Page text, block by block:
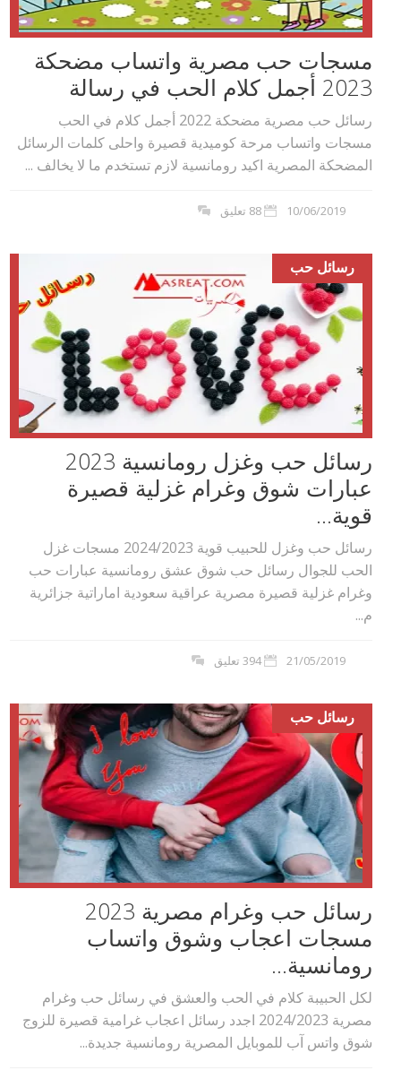
مسجات حب مصرية واتساب مضحكة
2023 أجمل كلام الحب في رسالة
رسائل حب مصرية مضحكة 2022 أجمل كلام في الحب
مسجات واتساب مرحة كوميدية قصيرة واحلى كلمات الرسائل
المضحكة المصرية اكيد رومانسية لازم تستخدم ما لا يخالف ...
10/06/2019 88 تعليق
رسائل حب
رسائل حب وغزل رومانسية 2023
عبارات شوق وغرام غزلية قصيرة
قوية...
رسائل حب وغزل للحبيب قوية 2024/2023 مسجات غزل
الحب للجوال رسائل حب شوق عشق رومانسية عبارات حب
وغرام غزلية قصيرة مصرية عراقية سعودية اماراتية جزائرية
م...
21/05/2019 394 تعليق
رسائل حب
رسائل حب وغرام مصرية 2023
مسجات اعجاب وشوق واتساب
رومانسية...
لكل الحبيبة كلام في الحب والعشق في رسائل حب وغرام
مصرية 2024/2023 اجدد رسائل اعجاب غرامية قصيرة للزوج
شوق واتس آب للموبايل المصرية رومانسية جديدة...